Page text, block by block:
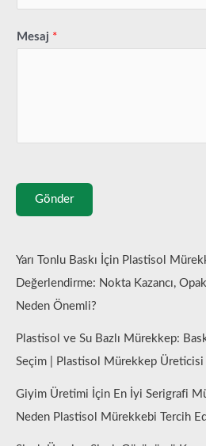
Mesaj *
Gönder
Yarı Tonlu Baskı İçin Plastisol
Değerlendirme: Nokta Kazancı,
Neden Önemli?
Plastisol ve Su Bazlı Mürekkep:
Seçim | Plastisol Mürekkep Üreticisi
Giyim Üretimi İçin En İyi Serigrafi
Neden Plastisol Mürekkebi Tercih